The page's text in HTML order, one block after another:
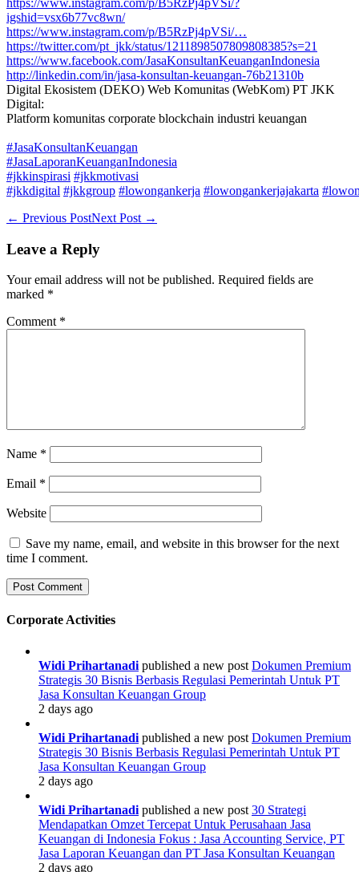
igshid=vsx6b77vc8wn/
https://www.instagram.com/p/B5RzPj4pVSi/…
https://twitter.com/pt_jkk/status/1211898507809808385?s=21
https://www.facebook.com/JasaKonsultanKeuanganIndonesia
http://linkedin.com/in/jasa-konsultan-keuangan-76b21310b
Digital Ekosistem (DEKO) Web Komunitas (WebKom) PT JKK
Digital:
Platform komunitas corporate blockchain industri keuangan
#JasaKonsultanKeuangan
#JasaLaporanKeuanganIndonesia
#jkkinspirasi #jkkmotivasi
#jkkdigital #jkkgroup #lowongankerja #lowongankerjajakarta
Post
← Previous PostNext Post →
Leave a Reply
Your email address will not be published. Required fields are
marked *
Comment *
Name *
Email *
Website
Save my name, email, and website in this browser for the next
time I comment.
Corporate Activities
Widi Prihartanadi published a new post Dokumen Premium
Strategis 30 Bisnis Berbasis Regulasi Pemerintah Untuk PT
Jasa Konsultan Keuangan Group
2 days ago
Widi Prihartanadi published a new post Dokumen Premium
Strategis 30 Bisnis Berbasis Regulasi Pemerintah Untuk PT
Jasa Konsultan Keuangan Group
2 days ago
Widi Prihartanadi published a new post 30 Strategi
Mendapatkan Omzet Tercepat Untuk Perusahaan Jasa
Keuangan di Indonesia Fokus : Jasa Accounting Service, PT
Jasa Laporan Keuangan dan PT Jasa Konsultan Keuangan
2 days ago